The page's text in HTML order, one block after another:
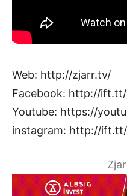
Web: http://zjarr.tv/
Facebook: http://ift.tt/
Youtube: https://
instagram: http://ift.tt/